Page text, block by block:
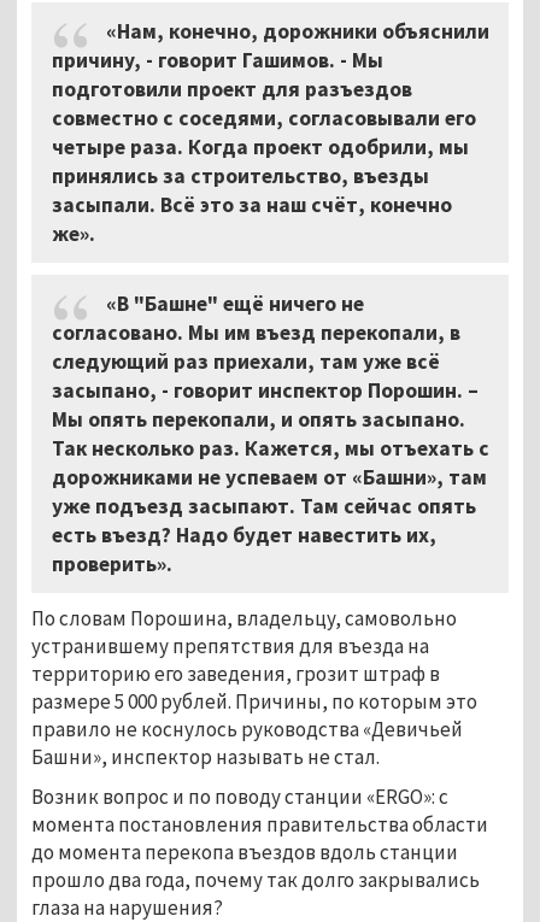
«Нам, конечно, дорожники объяснили
причину, - говорит Гашимов. - Мы
подготовили проект для разъездов
совместно с соседями, согласовывали его
четыре раза. Когда проект одобрили, мы
принялись за строительство, въезды
засыпали. Всё это за наш счёт, конечно
же».
«В "Башне" ещё ничего не
согласовано. Мы им въезд перекопали, в
следующий раз приехали, там уже всё
засыпано, - говорит инспектор Порошин. –
Мы опять перекопали, и опять засыпано.
Так несколько раз. Кажется, мы отъехать с
дорожниками не успеваем от «Башни», там
уже подъезд засыпают. Там сейчас опять
есть въезд? Надо будет навестить их,
проверить».
По словам Порошина, владельцу, самовольно
устранившему препятствия для въезда на
территорию его заведения, грозит штраф в
размере 5 000 рублей. Причины, по которым это
правило не коснулось руководства «Девичьей
Башни», инспектор называть не стал.
Возник вопрос и по поводу станции «ERGO»: с
момента постановления правительства области
до момента перекопа въездов вдоль станции
прошло два года, почему так долго закрывались
глаза на нарушения?